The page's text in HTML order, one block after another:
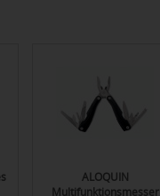
ALOQUIN
Multifunktionsmesser